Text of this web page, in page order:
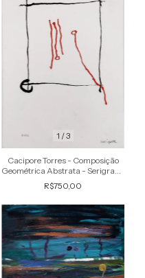
1 /3
Cacipore Torres - Composição
Geométrica Abstrata - Serigrafia
P.I 1/2 - Assinada
R$750,00